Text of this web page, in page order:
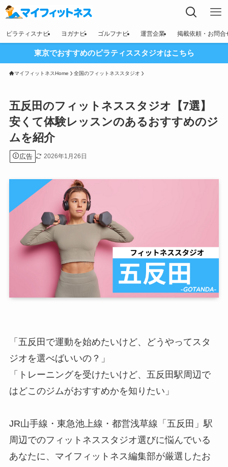
ピラティスナビ ヨガナビ ゴルフナビ 運営企業 掲載依頼・お問合
東京でおすすめのピラティススタジオはこちら
マイフィットネスHome 全国のフィットネススタジオ
五反田のフィットネススタジオ【7選】
安くて体験レッスンのあるおすすめのジ
ムを紹介
広告 2026年1月26日
「五反田で運動を始めたいけど、どうやってスタ
ジオを選べばいいの？」
「トレーニングを受けたいけど、五反田駅周辺で
はどこのジムがおすすめかを知りたい」
JR山手線・東急池上線・都営浅草線「五反田」駅
周辺でのフィットネススタジオ選びに悩んでいる
あなたに、マイフィットネス編集部が厳選したお